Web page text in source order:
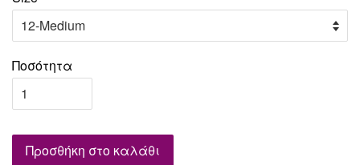
Ποσότητα
Προσθήκη στο καλάθι